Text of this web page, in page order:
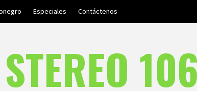
Especiales Contáctenos